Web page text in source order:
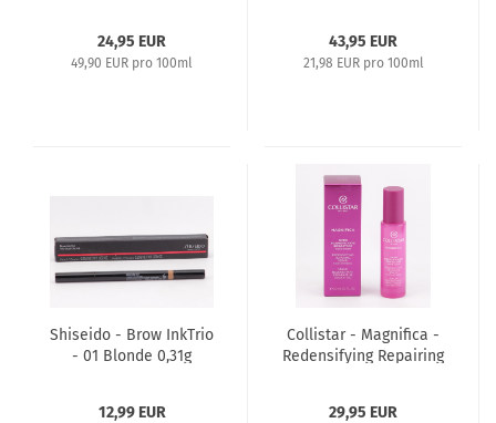
24,95 EUR
49,90 EUR pro 100ml
43,95 EUR
21,98 EUR pro 100ml
Shiseido - Brow InkTrio
- 01 Blonde 0,31g
12,99 EUR
Collistar - Magnifica -
Redensifying Repairing
29,95 EUR